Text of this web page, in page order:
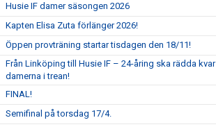
Husie IF damer säsongen 2026
Kapten Elisa Zuta förlänger 2026!
Öppen provträning startar tisdagen den 18/11!
Från Linköping till Husie IF – 24-åring ska rädda kvar
damerna i trean!
FINAL!
Semifinal på torsdag 17/4.